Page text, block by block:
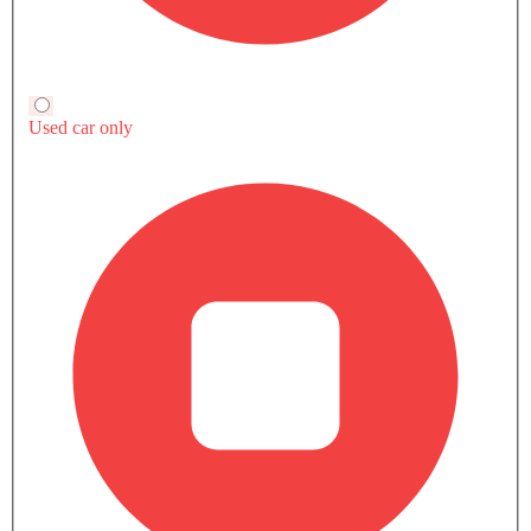
كتيب فورد تورس
قم بتنزيل الكتيب للحصول على معلومات مفصلة عن
المواصفات والميزات والأسعار.